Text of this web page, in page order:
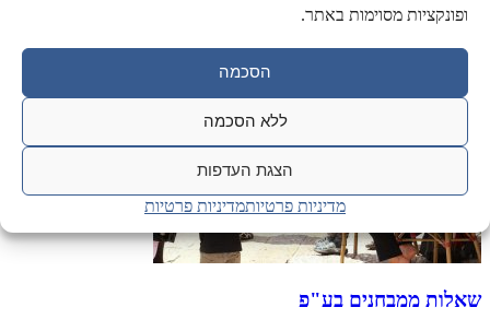
ופונקציות מסוימות באתר.
הסכמה
ללא הסכמה
הצגת העדפות
מדיניות פרטיותמדיניות פרטיות
שאלות ממבחנים בע"פ